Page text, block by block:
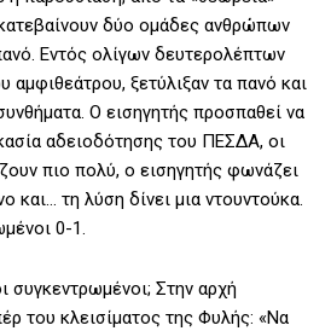
κατεβαίνουν δύο ομάδες ανθρώπων
Εντός ολίγων δευτερολέπτων
αμφιθεάτρου, ξετύλιξαν τα πανό και
Ο εισηγητής προσπαθεί να
αδειοδότησης του ΠΕΣΔΑ, οι
πιο πολύ, ο εισηγητής φωνάζει
και… τη λύση δίνει μια ντουντούκα.
0-1.
συγκεντρωμένοι; Στην αρχή
του κλεισίματος της Φυλής: «Να